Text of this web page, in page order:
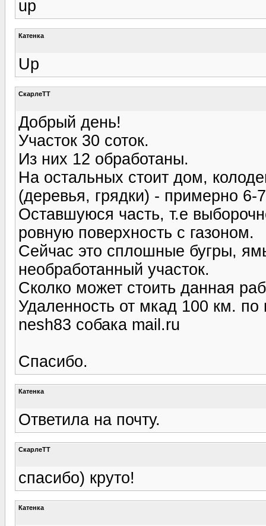
up
Катенка
Up
СкарлеТТ
Добрый день!
Участок 30 соток.
Из них 12 обработаны.
На остальных стоит дом,
(деревья, грядки) - примерно 6-
Оставшуюся часть, т.е
ровную поверхность с газоном.
Сейчас это сплошные бугры,
необработанный участок.
Сколко может стоить данная
Удаленность от мкад 100 км. по
nesh83 собака mail.ru
Спасибо.
Катенка
Ответила на почту.
СкарлеТТ
спасибо) круто!
Катенка